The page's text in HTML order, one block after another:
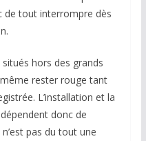
de tout interrompre dès
hors des grands
rester rouge tant
L’installation et la
donc de
pas du tout une